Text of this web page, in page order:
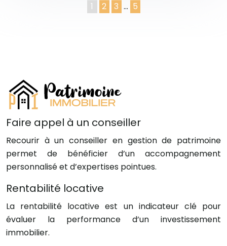
1 2 3 … 5
Faire appel à un conseiller
Recourir à un conseiller en gestion de patrimoine
permet de bénéficier d’un accompagnement
personnalisé et d’expertises pointues.
Rentabilité locative
La rentabilité locative est un indicateur clé pour
évaluer la performance d’un investissement
immobilier.